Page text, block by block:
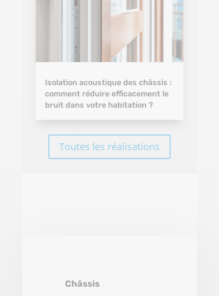
Isolation acoustique des châssis :
comment réduire efficacement le
bruit dans votre habitation ?
Toutes les réalisations
Châssis